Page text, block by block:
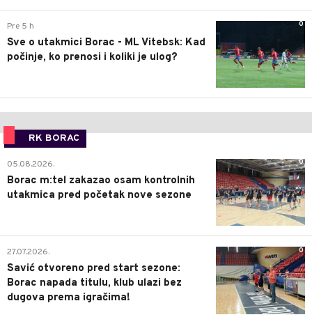
0
Pre 5 h
Sve o utakmici Borac - ML Vitebsk: Kad
počinje, ko prenosi i koliki je ulog?
RK BORAC
0
05.08.2026.
Borac m:tel zakazao osam kontrolnih
utakmica pred početak nove sezone
0
27.07.2026.
Savić otvoreno pred start sezone:
Borac napada titulu, klub ulazi bez
dugova prema igračima!